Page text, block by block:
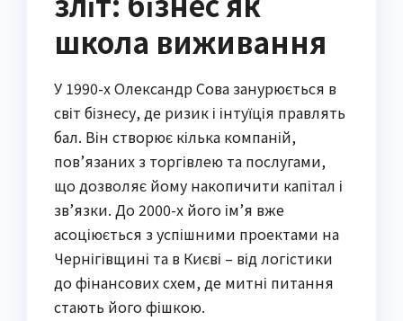
школа виживання
У 1990-х Олександр Сова занурюється в
світ бізнесу, де ризик і інтуїція правлять
бал. Він створює кілька компаній,
пов’язаних з торгівлею та послугами,
що дозволяє йому накопичити капітал і
зв’язки. До 2000-х його ім’я вже
асоціюється з успішними проектами на
Чернігівщині та в Києві – від логістики
до фінансових схем, де митні питання
стають його фішкою.